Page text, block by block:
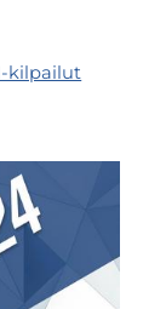
kilpailut